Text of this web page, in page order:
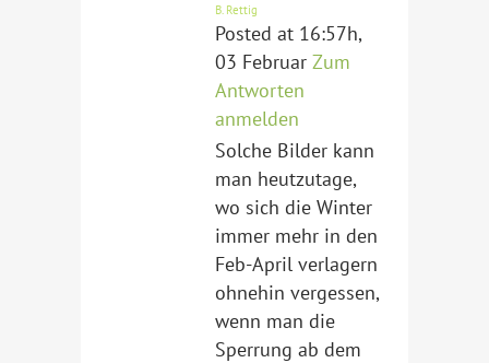
B. Rettig
Posted at 16:57h,
03 Februar Zum
Antworten
anmelden
Solche Bilder kann
man heutzutage,
wo sich die Winter
immer mehr in den
Feb-April verlagern
ohnehin vergessen,
wenn man die
Sperrung ab dem